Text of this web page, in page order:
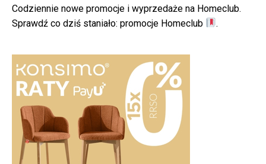
Codziennie nowe promocje i wyprzedaże na Homeclub.
Sprawdź co dziś staniało: promocje Homeclub .